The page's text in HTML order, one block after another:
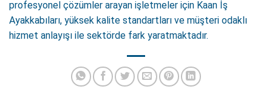
profesyonel çözümler arayan işletmeler için Kaan İş
Ayakkabıları, yüksek kalite standartları ve müşteri odaklı
hizmet anlayışı ile sektörde fark yaratmaktadır.